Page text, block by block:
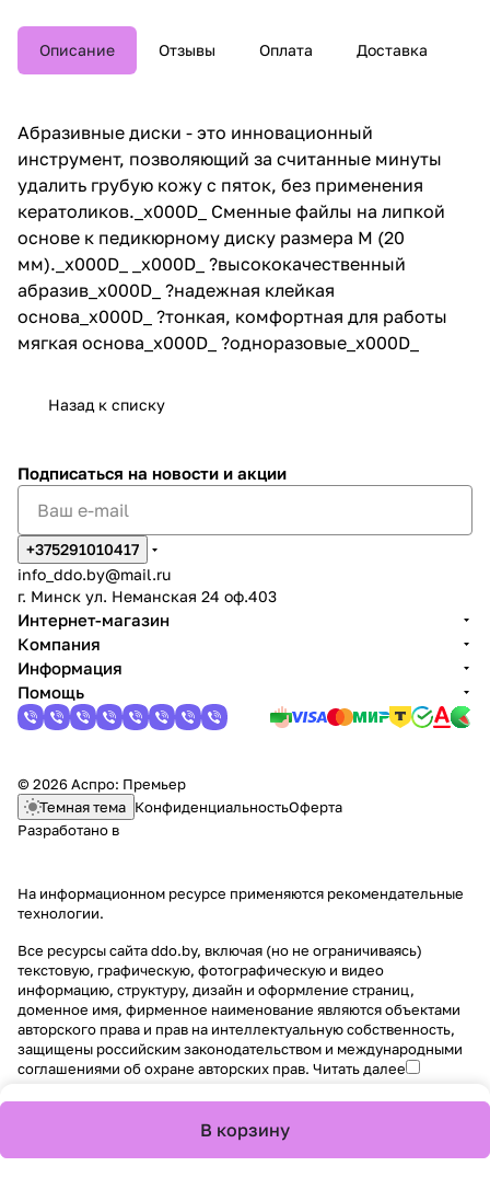
Описание Отзывы Оплата Доставка
Абразивные диски - это инновационный
инструмент, позволяющий за считанные минуты
удалить грубую кожу с пяток, без применения
кератоликов._x000D_ Сменные файлы на липкой
основе к педикюрному диску размера M (20
мм)._x000D_ _x000D_ ?высококачественный
абразив_x000D_ ?надежная клейкая
основа_x000D_ ?тонкая, комфортная для работы
мягкая основа_x000D_ ?одноразовые_x000D_
Назад к списку
В корзину
Подписаться на новости и акции
+375291010417
info_ddo.by@mail.ru
г. Минск ул. Неманская 24 оф.403
Интернет-магазин
Компания
Информация
Помощь
© 2026 Аспро: Премьер
Темная тема КонфиденциальностьОферта
Разработано в
На информационном ресурсе применяются рекомендательные
технологии.
Все ресурсы сайта ddo.by, включая (но не ограничиваясь)
текстовую, графическую, фотографическую и видео
информацию, структуру, дизайн и оформление страниц,
доменное имя, фирменное наименование являются объектами
авторского права и прав на интеллектуальную собственность,
защищены российским законодательством и международными
соглашениями об охране авторских прав. Читать далее